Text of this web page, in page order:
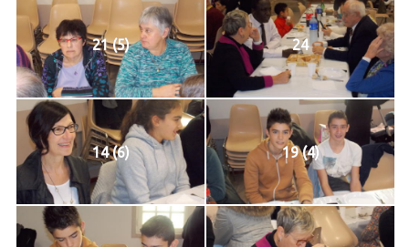
21 (5) 24
14 (6) 19 (4)